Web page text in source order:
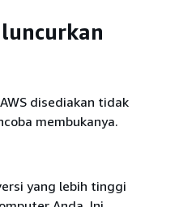
disediakan tidak
membukanya.
yang lebih tinggi